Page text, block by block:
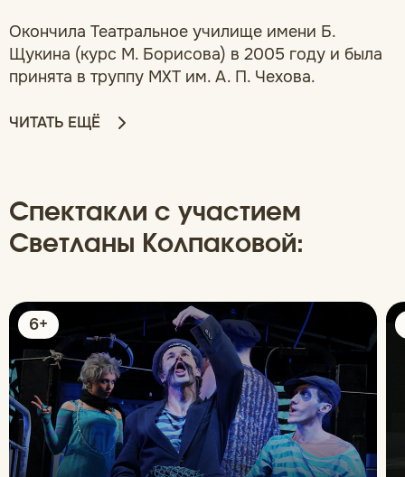
Окончила Театральное училище имени Б.
Щукина (курс М. Борисова) в 2005 году и была
принята в труппу МХТ им. А. П. Чехова.
ЧИТАТЬ ЕЩЁ
Спектакли с участием
Светланы Колпаковой:
6+